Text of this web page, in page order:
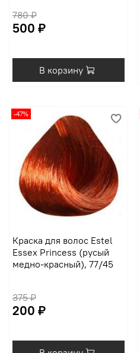
780 ₽
500 ₽
В корзину
-47%
Краска для волос Estel
Essex Princess (русый
медно-красный), 77/45
375 ₽
200 ₽